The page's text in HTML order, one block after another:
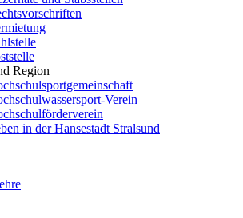
Region
Verein
in der Hansestadt Stralsund